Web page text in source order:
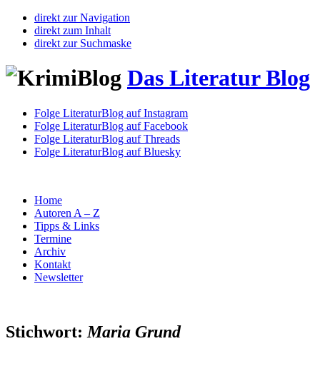
direkt zur Navigation
direkt zum Inhalt
direkt zur Suchmaske
Das Literatur Blog
Folge LiteraturBlog auf Instagram
Folge LiteraturBlog auf Facebook
Folge LiteraturBlog auf Threads
Folge LiteraturBlog auf Bluesky
Home
Autoren A – Z
Tipps & Links
Termine
Archiv
Kontakt
Newsletter
Stichwort: Maria Grund